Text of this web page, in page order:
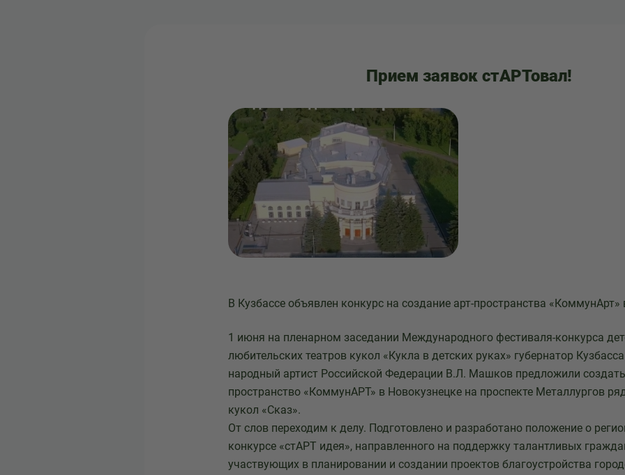
Прием заявок стАРТовал!
В Кузбассе объявлен конкурс на создание арт-пространства «КоммунАрт»
1 июня на пленарном заседании Международного фестиваля-конкурса
любительских театров кукол «Кукла в детских руках» губернатор
народный артист Российской Федерации В.Л. Машков предложили
пространство «КоммунАРТ» в Новокузнецке на проспекте Металлургов
кукол «Сказ».
От слов переходим к делу. Подготовлено и разработано положение о
конкурсе «стАРТ идея», направленного на поддержку талантливых
участвующих в планировании и создании проектов благоустройства